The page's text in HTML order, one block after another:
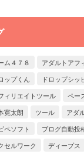
ム４７８
アダルトアフ
ップくん
ドロップシッ
ィリエイトツール
ペー
寛太朗
ツール
アダ
ペソフト
ブログ自動投
セルワーク
ディープス